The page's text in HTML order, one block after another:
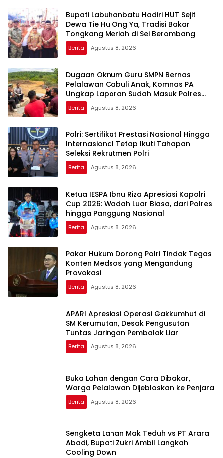
Bupati Labuhanbatu Hadiri HUT Sejit
Dewa Tie Hu Ong Ya, Tradisi Bakar
Tongkang Meriah di Sei Berombang
Berita Agustus 8, 2026
Dugaan Oknum Guru SMPN Bernas
Pelalawan Cabuli Anak, Komnas PA
Ungkap Laporan Sudah Masuk Polres
Sejak Juli
Berita Agustus 8, 2026
Polri: Sertifikat Prestasi Nasional Hingga
Internasional Tetap Ikuti Tahapan
Seleksi Rekrutmen Polri
Berita Agustus 8, 2026
Ketua IESPA Ibnu Riza Apresiasi Kapolri
Cup 2026: Wadah Luar Biasa, dari Polres
hingga Panggung Nasional
Berita Agustus 8, 2026
Pakar Hukum Dorong Polri Tindak Tegas
Konten Medsos yang Mengandung
Provokasi
Berita Agustus 8, 2026
APARI Apresiasi Operasi Gakkumhut di
SM Kerumutan, Desak Pengusutan
Tuntas Jaringan Pembalak Liar
Berita Agustus 8, 2026
Buka Lahan dengan Cara Dibakar,
Warga Pelalawan Dijebloskan ke Penjara
Berita Agustus 8, 2026
Sengketa Lahan Mak Teduh vs PT Arara
Abadi, Bupati Zukri Ambil Langkah
Cooling Down